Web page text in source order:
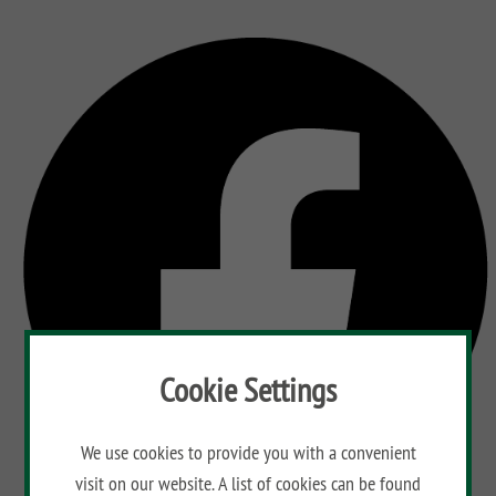
Cookie Settings
We use cookies to provide you with a convenient
visit on our website. A list of cookies can be found
LETTLAND
Co
RAJA
ALU
XL
WPC
Bamboo
Floor
Planks
Händlersuche
Aufbauanleitungen
Kataloge
Materialkunde